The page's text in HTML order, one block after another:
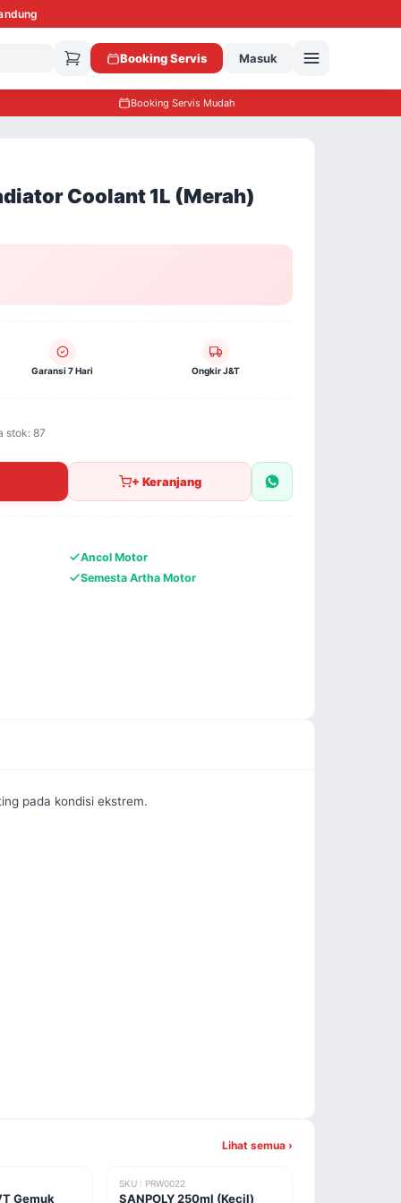
Booking Servis Masuk
Booking Servis Mudah
Coolant 1L (Merah)
Garansi 7 Hari Ongkir J&T
stok: 87
+ Keranjang
Ancol Motor
Semesta Artha Motor
pada kondisi ekstrem.
Lihat semua ›
Gemuk
SKU : PRW0022
SANPOLY 250ml (Kecil)